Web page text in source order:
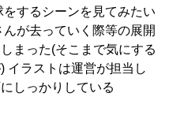
するシーンを見てみたい
が去っていく際等の展開
まった(そこまで気にする
イラストは運営が担当し
しっかりしている